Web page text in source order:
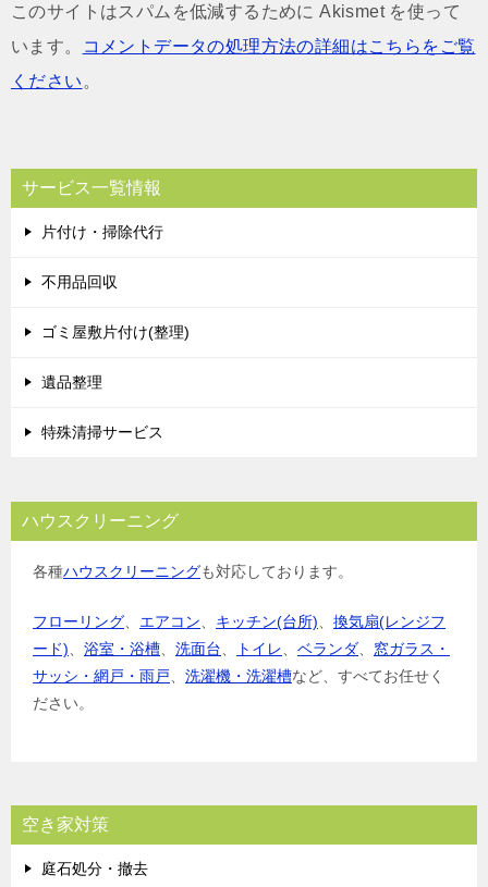
このサイトはスパムを低減するために Akismet を使って
います。
コメントデータの処理方法の詳細はこちらをご覧
ください 。
サービス一覧情報
片付け・掃除代行
不用品回収
ゴミ屋敷片付け(整理)
遺品整理
特殊清掃サービス
ハウスクリーニング
各種ハウスクリーニングも対応しております。
フローリング エアコン キッチン(台所)
換気扇(レンジフ
ード)
浴室・浴槽 洗面台 トイレ ベランダ
窓ガラス・
サッシ・網戸・雨戸
洗濯機・洗濯槽など、すべてお任せく
ださい。
空き家対策
庭石処分・撤去